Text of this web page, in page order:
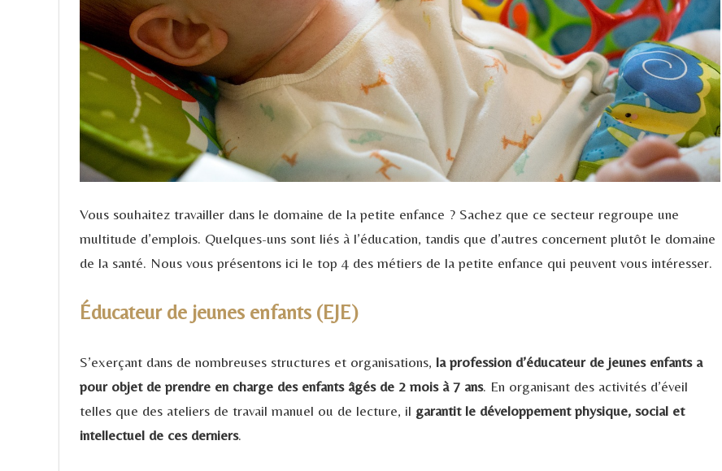
Vous souhaitez travailler dans le domaine de la petite enfance ? Sachez que ce secteur regroupe une
multitude d’emplois. Quelques-uns sont liés à l’éducation, tandis que d’autres concernent plutôt le domaine
de la santé. Nous vous présentons ici le top 4 des métiers de la petite enfance qui peuvent vous intéresser.
Éducateur de jeunes enfants (EJE)
S’exerçant dans de nombreuses structures et organisations, la profession d’éducateur de jeunes enfants a
pour objet de prendre en charge des enfants âgés de 2 mois à 7 ans. En organisant des activités d’éveil
telles que des ateliers de travail manuel ou de lecture, il garantit le développement physique, social et
intellectuel de ces derniers.